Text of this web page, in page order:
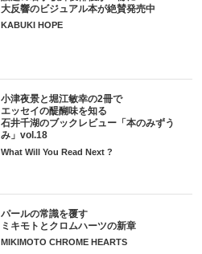
大反響のビジュアル本が絶賛発売中
KABUKI HOPE
小津夜景と堀江敏幸の2冊で
エッセイの醍醐味を知る
石井千湖のブックレビュー「本のみずう
み」vol.18
What Will You Read Next ?
パールの常識を覆す
ミキモトとクロムハーツの新章
MIKIMOTO CHROME HEARTS